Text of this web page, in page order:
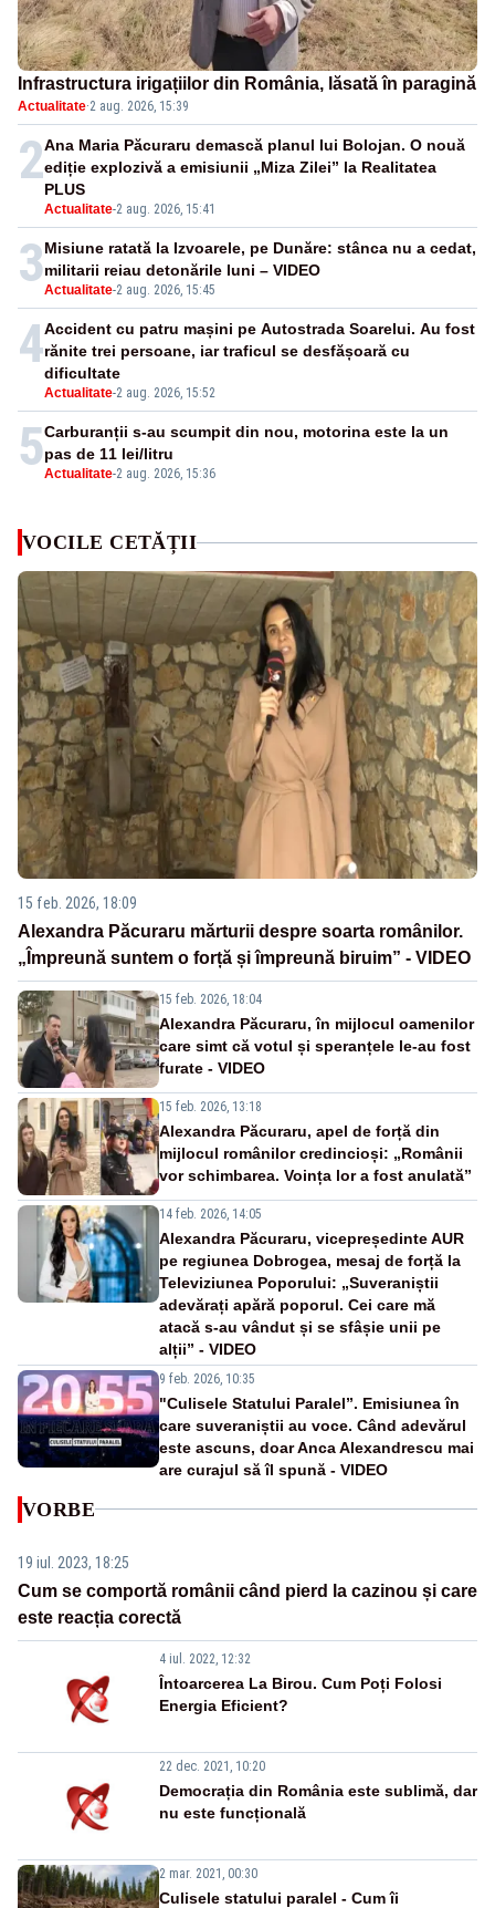
Infrastructura irigațiilor din România, lăsată în paragină
Actualitate·2 aug. 2026, 15:39
2
Actualitate-2 aug. 2026, 15:41
Ana Maria Păcuraru demască planul lui Bolojan. O nouă
ediție explozivă a emisiunii „Miza Zilei” la Realitatea
PLUS
3Actualitate-2 aug. 2026, 15:45
Misiune ratată la Izvoarele, pe Dunăre: stânca nu a cedat,
militarii reiau detonările luni – VIDEO
4
Actualitate-2 aug. 2026, 15:52
Accident cu patru mașini pe Autostrada Soarelui. Au fost
rănite trei persoane, iar traficul se desfășoară cu
dificultate
5Actualitate-2 aug. 2026, 15:36
Carburanții s-au scumpit din nou, motorina este la un
pas de 11 lei/litru
VOCILE CETĂȚII
15 feb. 2026, 18:09
Alexandra Păcuraru mărturii despre soarta românilor.
„Împreună suntem o forță și împreună biruim” - VIDEO
15 feb. 2026, 18:04
Alexandra Păcuraru, în mijlocul oamenilor
care simt că votul și speranțele le-au fost
furate - VIDEO
15 feb. 2026, 13:18
Alexandra Păcuraru, apel de forță din
mijlocul românilor credincioși: „Românii
vor schimbarea. Voința lor a fost anulată”
14 feb. 2026, 14:05
Alexandra Păcuraru, vicepreședinte AUR
pe regiunea Dobrogea, mesaj de forță la
Televiziunea Poporului: „Suveraniștii
adevărați apără poporul. Cei care mă
atacă s-au vândut și se sfâșie unii pe
alții” - VIDEO
9 feb. 2026, 10:35
"Culisele Statului Paralel”. Emisiunea în
care suveraniștii au voce. Când adevărul
este ascuns, doar Anca Alexandrescu mai
are curajul să îl spună - VIDEO
VORBE
19 iul. 2023, 18:25
Cum se comportă românii când pierd la cazinou și care
este reacția corectă
4 iul. 2022, 12:32
Întoarcerea La Birou. Cum Poți Folosi
Energia Eficient?
22 dec. 2021, 10:20
Democrația din România este sublimă, dar
nu este funcțională
2 mar. 2021, 00:30
Culisele statului paralel - Cum îi